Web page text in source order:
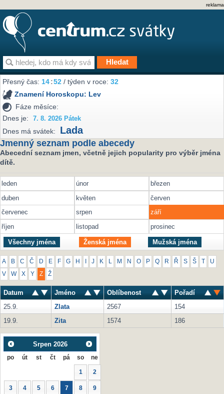
reklama
Přesný čas:14:52 / týden v roce:32
Znamení Horoskopu: Lev
Fáze měsíce:
Dnes je:
7. 8. 2026 Pátek
Dnes má svátek: Lada
Jmenný seznam podle abecedy
Abecední seznam jmen, včetně jejich popularity pro výběr jména
dítě.
leden únor
březen
duben
květen
červen
červenec
srpen
září
říjen
listopad prosinec
Všechny jména Ženská jména Mužská jména
A B C Č D E F G H J K M N O P Q R Ř S Š U
V W X Y Z Ž
Datum Jméno Oblíbenost
Pořadí
25.9.
Zlata 2567
154
19.9.
Zita 1574 186
Srpen 2026
po út st čt pá so ne
1 2
3 4 5 6 7 8 9